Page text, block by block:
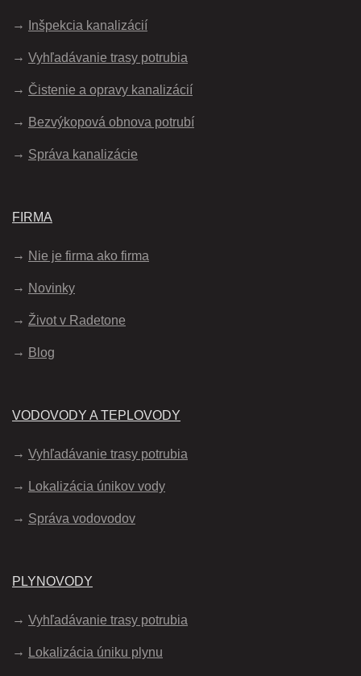
Inšpekcia kanalizácií
Vyhľadávanie trasy potrubia
Čistenie a opravy kanalizácií
Bezvýkopová obnova potrubí
Správa kanalizácie
FIRMA
Nie je firma ako firma
Novinky
Život v Radetone
Blog
VODOVODY A TEPLOVODY
Vyhľadávanie trasy potrubia
Lokalizácia únikov vody
Správa vodovodov
PLYNOVODY
Vyhľadávanie trasy potrubia
Lokalizácia úniku plynu